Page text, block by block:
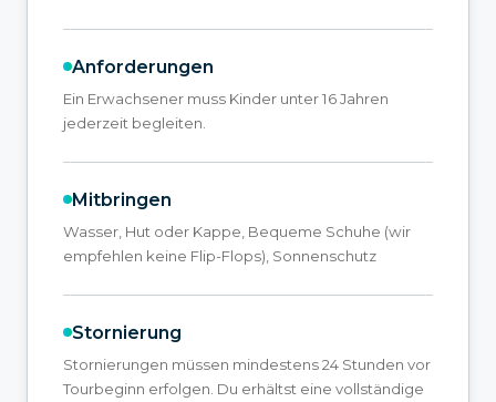
Anforderungen
Ein Erwachsener muss Kinder unter 16 Jahren
jederzeit begleiten.
Mitbringen
Wasser, Hut oder Kappe, Bequeme Schuhe (wir
empfehlen keine Flip-Flops), Sonnenschutz
Stornierung
Stornierungen müssen mindestens 24 Stunden vor
Tourbeginn erfolgen. Du erhältst eine vollständige